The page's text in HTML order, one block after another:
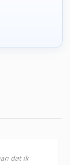
dat ik